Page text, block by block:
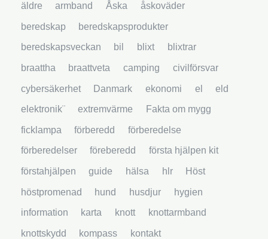
äldre armband Åska åskoväder
beredskap beredskapsprodukter
beredskapsveckan bil blixt blixtrar
braattha braattveta camping civilförsvar
cybersäkerhet Danmark ekonomi el eld
elektronik¨ extremvärme Fakta om mygg
ficklampa förberedd förberedelse
förberedelser föreberedd första hjälpen kit
förstahjälpen guide hälsa hlr Höst
höstpromenad hund husdjur hygien
information karta knott knottarmband
knottskydd kompass kontakt